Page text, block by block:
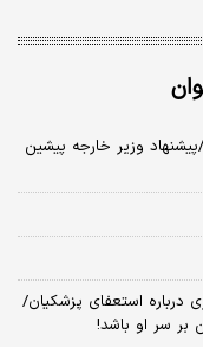
وزیر خارجه پیشین
درباره استعفای پزشکیان/
بر سر او باشد!